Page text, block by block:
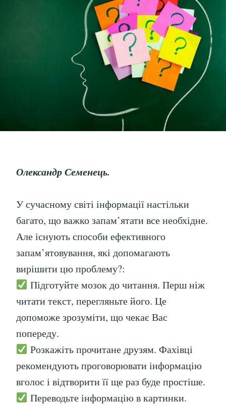
Олександр Семенець.
У сучасному світі інформації настільки
багато, що важко запам’ятати все необхідне.
Але існують способи ефективного
запам’ятовування, які допомагають
вирішити цю проблему?:
Підготуйте мозок до читання. Перш ніж
читати текст, перегляньте його. Це
допоможе зрозуміти, що чекає Вас
попереду.
Розкажіть прочитане друзям. Фахівці
рекомендують проговорювати інформацію
вголос і відтворити її ще раз буде простіше.
Переводьте інформацію в картинки.